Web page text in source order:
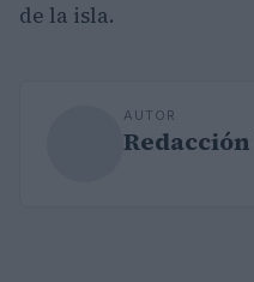
de la isla.
AUTOR